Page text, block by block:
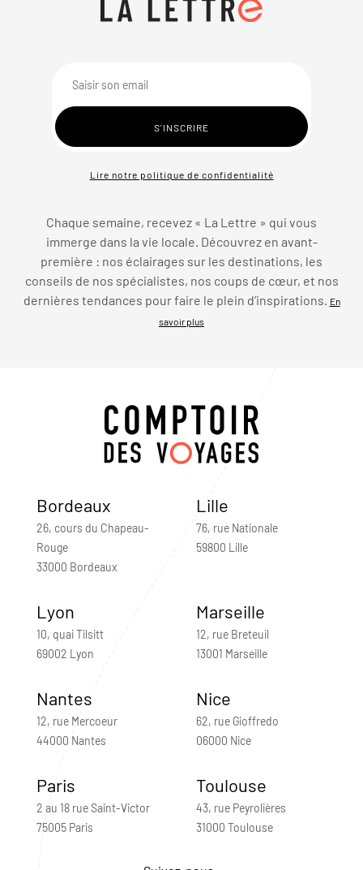
Lire notre politique de confidentialité
Chaque semaine, recevez « La Lettre » qui vous
immerge dans la vie locale. Découvrez en avant-
première : nos éclairages sur les destinations, les
conseils de nos spécialistes, nos coups de cœur, et nos
dernières tendances pour faire le plein d’inspirations.
En
savoir plus
Bordeaux
26, cours du Chapeau-
Rouge
33000 Bordeaux
Lille
76, rue Nationale
59800 Lille
Lyon
10, quai Tilsitt
69002 Lyon
Marseille
12, rue Breteuil
13001 Marseille
Nantes
12, rue Mercoeur
44000 Nantes
Nice
62, rue Gioffredo
06000 Nice
Paris
2 au 18 rue Saint-Victor
75005 Paris
Toulouse
43, rue Peyrolières
31000 Toulouse